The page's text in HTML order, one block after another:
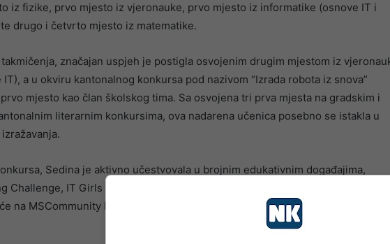
iz fizike, prvo mjesto iz vjeronauke, prvo mjesto iz informatike (osnove IT i
drugo i četvrto mjesto iz matematike.
značajan uspjeh je postigla osvojenim drugim mjestom iz
a u okviru kantonalnog konkursa pod nazivom “Izrada robota iz snova”
mjesto kao član školskog tima. Sa osvojena tri prva mjesta na gradskim i
literarnim konkursima, ova nadarena učenica posebno se istakla u
Sedina je aktivno učestvovala u brojnim edukativnim događajima,
Challenge, IT Girls Hour of Code, naučno-popularni skup „Volim matematiku“,
na MSCommunity konferenciji.